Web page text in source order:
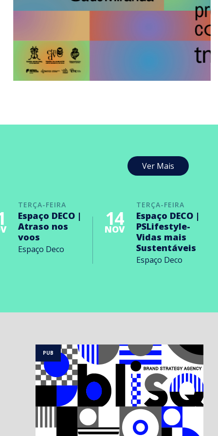
Ver Mais
TERÇA-FEIRA
Espaço DECO |
Atraso nos
voos
Espaço Deco
TERÇA-FEIRA
14
NOV
Espaço DECO |
PSLifestyle-
Vidas mais
Sustentáveis
Espaço Deco